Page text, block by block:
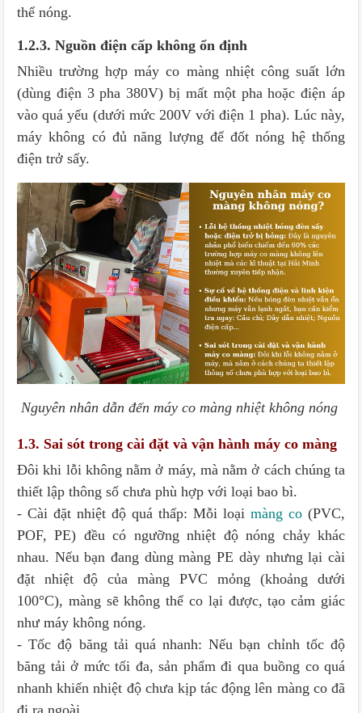
thể nóng.
1.2.3. Nguồn điện cấp không ổn định
Nhiều trường hợp máy co màng nhiệt công suất lớn
(dùng điện 3 pha 380V) bị mất một pha hoặc điện áp
vào quá yếu (dưới mức 200V với điện 1 pha). Lúc này,
máy không có đủ năng lượng để đốt nóng hệ thống
điện trở sấy.
Nguyên nhân dẫn đến máy co màng nhiệt không nóng
1.3. Sai sót trong cài đặt và vận hành máy co màng
Đôi khi lỗi không nằm ở máy, mà nằm ở cách chúng ta
thiết lập thông số chưa phù hợp với loại bao bì.
- Cài đặt nhiệt độ quá thấp: Mỗi loại màng co (PVC,
POF, PE) đều có ngưỡng nhiệt độ nóng chảy khác
nhau. Nếu bạn đang dùng màng PE dày nhưng lại cài
đặt nhiệt độ của màng PVC mỏng (khoảng dưới
100°C), màng sẽ không thể co lại được, tạo cảm giác
như máy không nóng.
- Tốc độ băng tải quá nhanh: Nếu bạn chỉnh tốc độ
băng tải ở mức tối đa, sản phẩm đi qua buồng co quá
nhanh khiến nhiệt độ chưa kịp tác động lên màng co đã
đi ra ngoài.